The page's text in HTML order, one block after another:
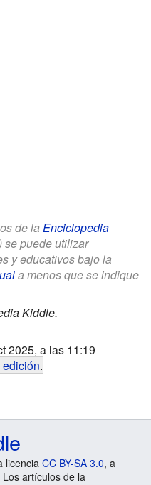
de la Enciclopedia
se puede utilizar
y educativos bajo la
a menos que se indique
Kiddle.
2025, a las 11:19
.
licencia CC BY-SA 3.0, a
artículos de la